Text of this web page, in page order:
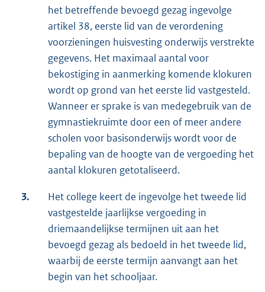
het betreffende bevoegd gezag ingevolge
artikel 38, eerste lid van de verordening
voorzieningen huisvesting onderwijs verstrekte
gegevens. Het maximaal aantal voor
bekostiging in aanmerking komende klokuren
wordt op grond van het eerste lid vastgesteld.
Wanneer er sprake is van medegebruik van de
gymnastiekruimte door een of meer andere
scholen voor basisonderwijs wordt voor de
bepaling van de hoogte van de vergoeding het
aantal klokuren getotaliseerd.
3.
Het college keert de ingevolge het tweede lid
vastgestelde jaarlijkse vergoeding in
driemaandelijkse termijnen uit aan het
bevoegd gezag als bedoeld in het tweede lid,
waarbij de eerste termijn aanvangt aan het
begin van het schooljaar.